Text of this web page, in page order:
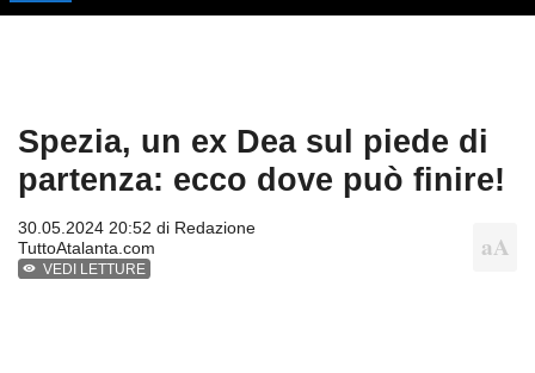
Spezia, un ex Dea sul piede di
partenza: ecco dove può finire!
30.05.2024 20:52 di Redazione
TuttoAtalanta.com
VEDI LETTURE